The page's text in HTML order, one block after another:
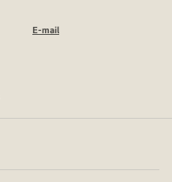
E-mail